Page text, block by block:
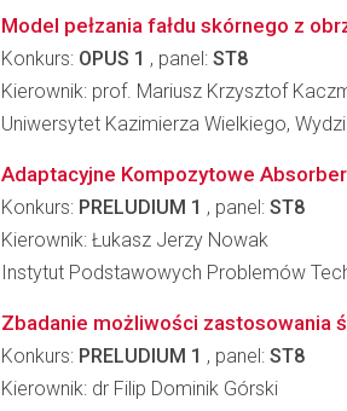
Model pełzania fałdu skórnego z
Konkurs: OPUS 1 , panel: ST8
Kierownik: prof. Mariusz Krzysztof
Uniwersytet Kazimierza Wielkiego,
Adaptacyjne Kompozytowe
Konkurs: PRELUDIUM 1 , panel: ST8
Kierownik: Łukasz Jerzy Nowak
Instytut Podstawowych Problemów
Zbadanie możliwości zastosowania
Konkurs: PRELUDIUM 1 , panel: ST8
Kierownik: dr Filip Dominik Górski